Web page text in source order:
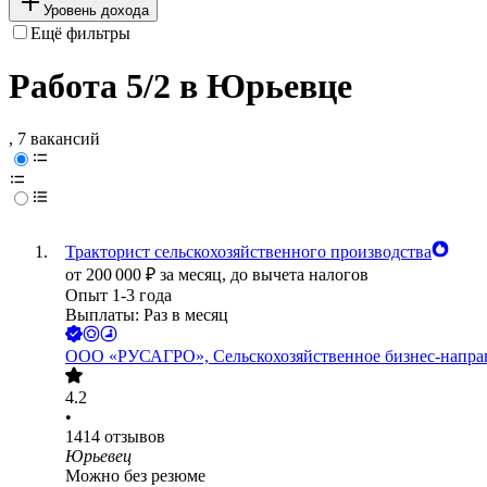
Уровень дохода
Ещё фильтры
Работа 5/2 в Юрьевце
, 7 вакансий
Тракторист сельскохозяйственного производства
от 200 000 ₽ за месяц, до вычета налогов
Опыт 1-3 года
Выплаты: Раз в месяц
ООО «РУСАГРО», Сельскохозяйственное бизнес-
4.2
•
1414 отзывов
Юрьевец
Можно без резюме